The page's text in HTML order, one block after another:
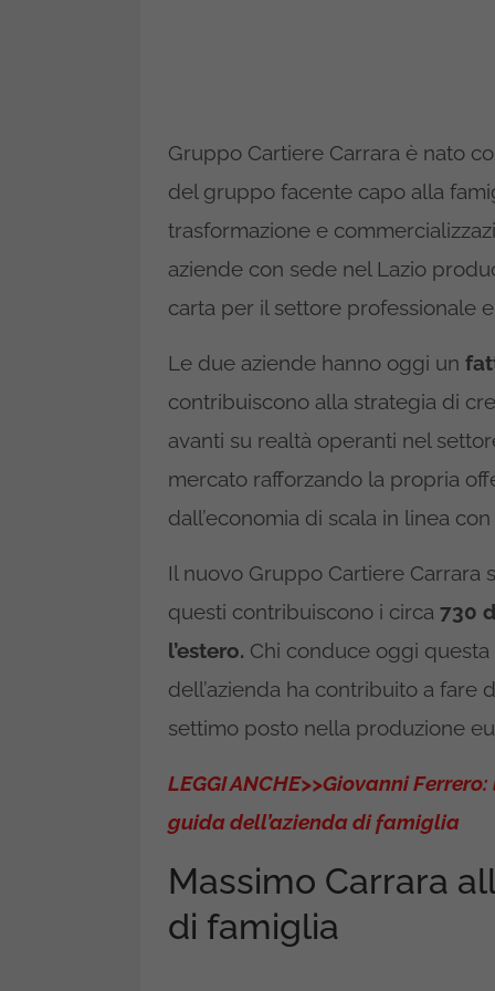
Gruppo Cartiere Carrara è nato
del gruppo facente capo alla
trasformazione e
aziende con sede nel Lazio
carta per il settore professionale
Le due aziende hanno oggi un
contribuiscono alla strategia di
avanti su realtà operanti nel
mercato rafforzando la propria
dall’economia di scala in linea
Il nuovo Gruppo Cartiere Carrara
questi contribuiscono i circa 730
l’estero. Chi conduce oggi
dell’azienda ha contribuito a fare
settimo posto nella produzione
LEGGI ANCHE>>Giovanni
guida dell’azienda di famiglia
Massimo Carrara
di famiglia